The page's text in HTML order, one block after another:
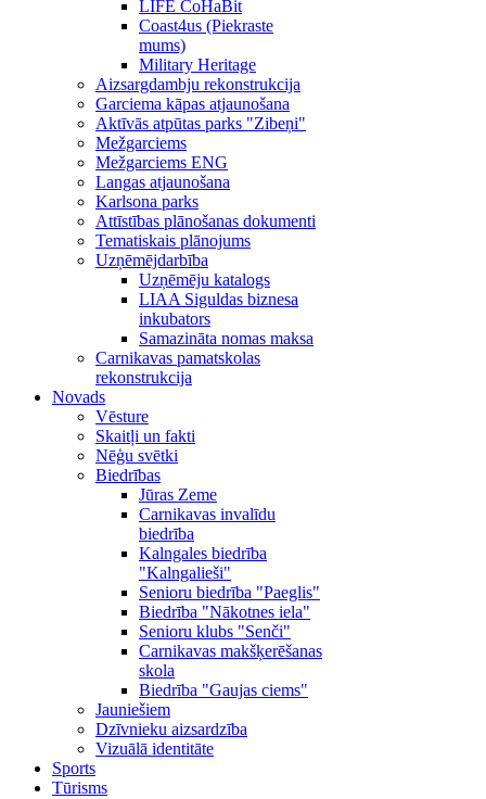
LIFE CoHaBit
Coast4us (Piekraste
mums)
Military Heritage
Aizsargdambju rekonstrukcija
Garciema kāpas atjaunošana
Aktīvās atpūtas parks "Zibeņi"
Mežgarciems
Mežgarciems ENG
Langas atjaunošana
Karlsona parks
Attīstības plānošanas dokumenti
Tematiskais plānojums
Uzņēmējdarbība
Uzņēmēju katalogs
LIAA Siguldas biznesa
inkubators
Samazināta nomas maksa
Carnikavas pamatskolas
rekonstrukcija
Novads
Vēsture
Skaitļi un fakti
Nēģu svētki
Biedrības
Jūras Zeme
Carnikavas invalīdu
biedrība
Kalngales biedrība
"Kalngalieši"
Senioru biedrība "Paeglis"
Biedrība "Nākotnes iela"
Senioru klubs "Senči"
Carnikavas makšķerēšanas
skola
Biedrība "Gaujas ciems"
Jauniešiem
Dzīvnieku aizsardzība
Vizuālā identitāte
Sports
Tūrisms